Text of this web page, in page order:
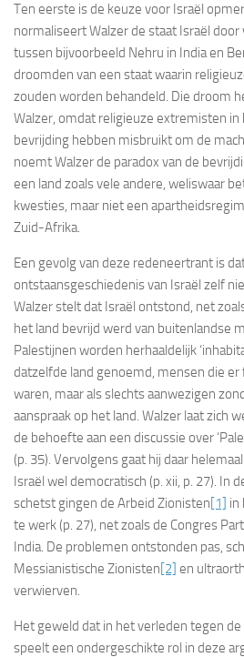
Ten eerste is de keuze voor Israël
normaliseert Walzer de staat Israël
tussen bijvoorbeeld Nehru in India en
droomden van een staat waarin
zouden worden behandeld. Die droom
Walzer, omdat religieuze extremisten in
bevrijding hebben misbruikt om de
noemt Walzer de paradox van de
een land zoals vele andere, weliswaar
kwesties, maar niet een
Zuid-Afrika.
Een gevolg van deze redeneertrant is
ontstaansgeschiedenis van Israël zelf
Walzer stelt dat Israël ontstond, net
het land bevrijd werd van buitenlandse
Palestijnen worden herhaaldelijk
datzelfde land genoemd, mensen die
waren, maar als slechts aanwezigen
aanspraak op het land. Walzer laat zich
de behoefte aan een discussie over
(p. 35). Vervolgens gaat hij daar
Israël wel democratisch (p. xii, p. 27). In
schetst gingen de Arbeid Zionisten[1] in
te werk (p. 27), net zoals de Congres
India. De problemen ontstonden pas,
Messianistische Zionisten[2] en
verwierven.
Het geweld dat in het verleden tegen
speelt een ondergeschikte rol in deze